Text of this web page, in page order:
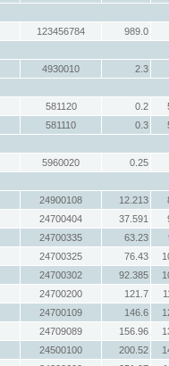
123456784
989.0
4930010
2.3
581120 0.2
581110 0.3
5960020
0.25
24900108 12.213
24700404 37.591
24700335 63.23
24700325 76.43
24700302 92.385
24700200 121.7
24700109 146.6
24709089 156.96
24500100 200.52